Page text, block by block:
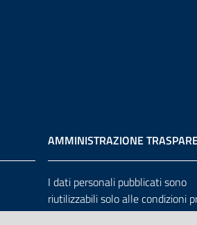
AMMINISTRAZIONE
I dati personali pubblicati sono
riutilizzabili solo alle condizioni
dalla direttiva comunitaria